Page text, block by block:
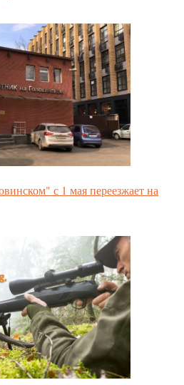
с 1 мая переезжает на